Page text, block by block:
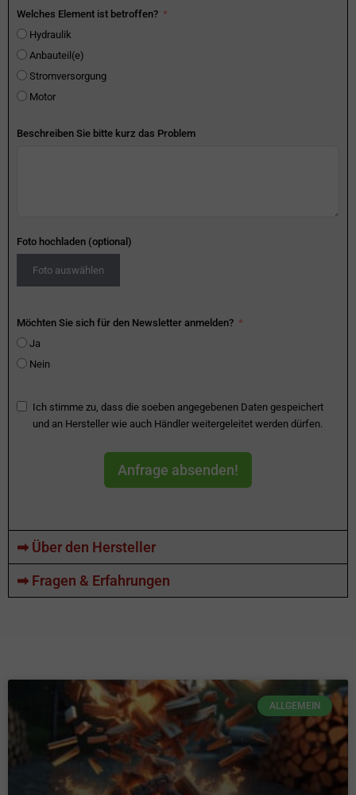
Welches Element ist betroffen?
Hydraulik
Anbauteil(e)
Stromversorgung
Motor
Beschreiben Sie bitte kurz das Problem
Foto hochladen (optional)
Foto auswählen
Möchten Sie sich für den Newsletter anmelden?
Ja
Nein
Ich stimme zu, dass die soeben angegebenen Daten gespeichert
und an Hersteller wie auch Händler weitergeleitet werden dürfen.
Anfrage absenden!
➡ Über den Hersteller
➡ Fragen & Erfahrungen
ALLGEMEIN